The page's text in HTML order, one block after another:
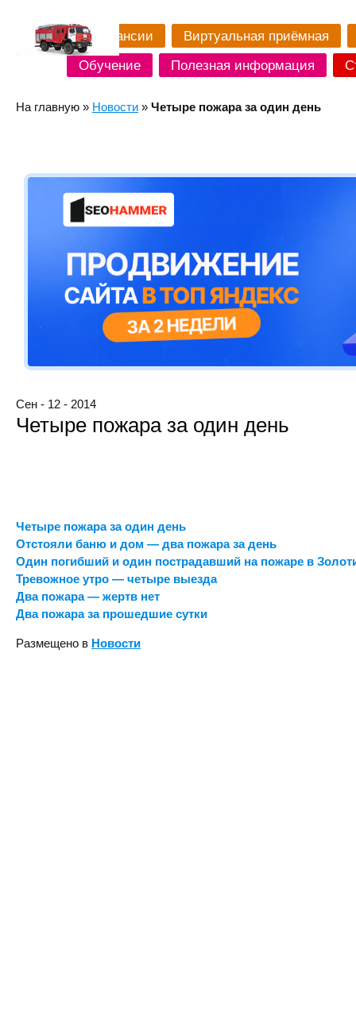
Вакансии
Виртуальная приёмная
Обучение
Полезная информация
На главную » Новости » Четыре пожара за один день
Сен - 12 - 2014
Четыре пожара за один день
Четыре пожара за один день
Отстояли баню и дом — два пожара за день
Один погибший и один пострадавший на пожаре в
Тревожное утро — четыре выезда
Два пожара — жертв нет
Два пожара за прошедшие сутки
Размещено в Новости